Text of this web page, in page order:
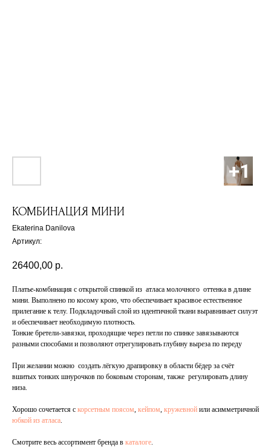
КОМБИНАЦИЯ МИНИ
Ekaterina Danilova
Артикул:
26400,00 р.
Платье-комбинация с открытой спинкой из атласа молочного оттенка в длине
мини. Выполнено по косому крою, что обеспечивает красивое естественное
прилегание к телу. Подкладочный слой из идентичной ткани выравнивает силуэт
и обеспечивает необходимую плотность.
Тонкие бретели-завязки, проходящие через петли по спинке завязываются
разными способами и позволяют отрегулировать глубину выреза по переду
При желании можно создать лёгкую драпировку в области бёдер за счёт
вшитых тонких шнурочков по боковым сторонам, также регулировать длину
низа.
Хорошо сочетается с корсетным поясом кейпом кружевной или асимметричной
юбкой из атласа
Смотрите весь ассортимент бренда в каталоге